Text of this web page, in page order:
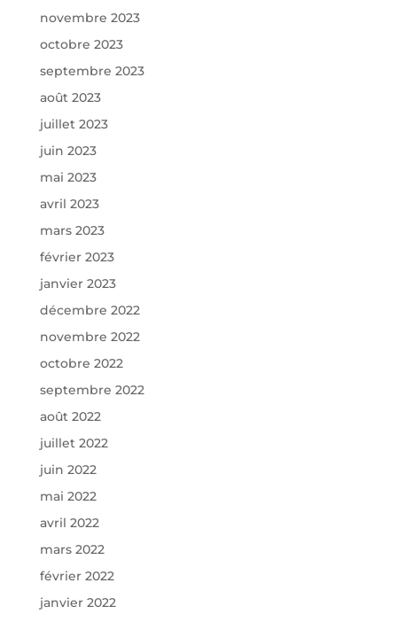
novembre 2023
octobre 2023
septembre 2023
août 2023
juillet 2023
juin 2023
mai 2023
avril 2023
mars 2023
février 2023
janvier 2023
décembre 2022
novembre 2022
octobre 2022
septembre 2022
août 2022
juillet 2022
juin 2022
mai 2022
avril 2022
mars 2022
février 2022
janvier 2022